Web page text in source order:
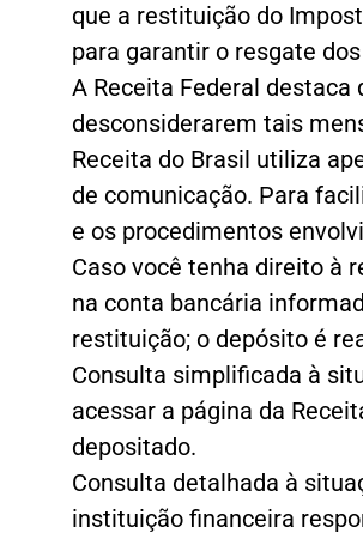
que a restituição do
para garantir o resgate
A Receita Federal
desconsiderarem tais
Receita do Brasil utiliza
de comunicação. Para
e os procedimentos
Caso você tenha direito à
na conta bancária
restituição; o depósito é
Consulta simplificada à
acessar a página da
depositado.
Consulta detalhada à
instituição financeira